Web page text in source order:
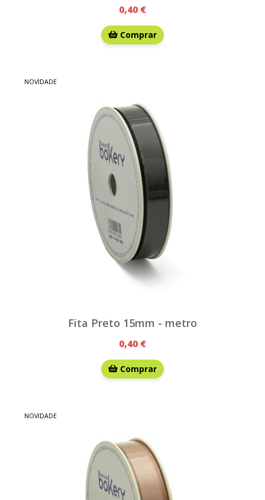
0,40 €
Comprar
NOVIDADE
Fita Preto 15mm - metro
0,40 €
Comprar
NOVIDADE